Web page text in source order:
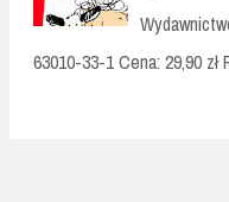
63010-33-1 Cena: 29,90